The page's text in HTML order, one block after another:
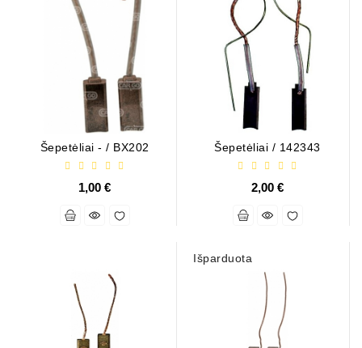
Šepetėliai - / BX202
1,00 €
Šepetėliai / 142343
2,00 €
Išparduota